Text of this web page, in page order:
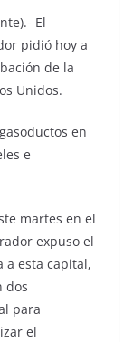
El
pidió hoy a
de la
Unidos.
en
e
martes en el
expuso el
a esta capital,
dos
para
el